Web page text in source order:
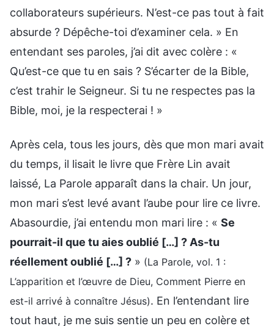
collaborateurs supérieurs. N’est-ce pas tout à fait
absurde ? Dépêche-toi d’examiner cela. » En
entendant ses paroles, j’ai dit avec colère : «
Qu’est-ce que tu en sais ? S’écarter de la Bible,
c’est trahir le Seigneur. Si tu ne respectes pas la
Bible, moi, je la respecterai ! »
Après cela, tous les jours, dès que mon mari avait
du temps, il lisait le livre que Frère Lin avait
laissé, La Parole apparaît dans la chair. Un jour,
mon mari s’est levé avant l’aube pour lire ce livre.
Abasourdie, j’ai entendu mon mari lire : « Se
pourrait-il que tu aies oublié […] ? As-tu
réellement oublié […] ? » (La Parole, vol. 1 :
L’apparition et l’œuvre de Dieu, Comment Pierre en
est-il arrivé à connaître Jésus). En l’entendant lire
tout haut, je me suis sentie un peu en colère et